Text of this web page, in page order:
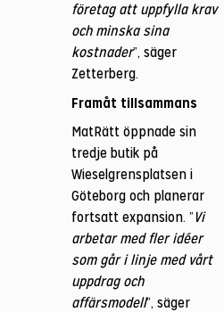
företag att uppfylla krav
och minska sina
kostnader”, säger
Zetterberg.
Framåt tillsammans
MatRätt öppnade sin
tredje butik på
Wieselgrensplatsen i
Göteborg och planerar
fortsatt expansion. ” Vi
arbetar med fler idéer
som går i linje med vårt
uppdrag och
affärsmodell”, säger